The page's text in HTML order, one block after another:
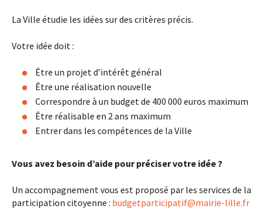
La Ville étudie les idées sur des critères précis.
Votre idée doit :
Être un projet d’intérêt général
Être une réalisation nouvelle
Correspondre à un budget de 400 000 euros maximum
Être réalisable en 2 ans maximum
Entrer dans les compétences de la Ville
Vous avez besoin d’aide pour préciser votre idée ?
Un accompagnement vous est proposé par les services de la
participation citoyenne : budgetparticipatif@mairie-lille.fr